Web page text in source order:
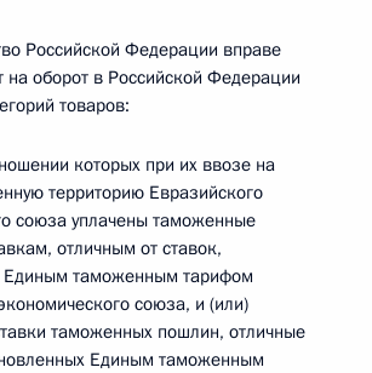
Российской Федерации вправе
на оборот в Российской Федерации
товаров:
которых при их ввозе на
территорию Евразийского
союза уплачены таможенные
отличным от ставок,
Единым таможенным тарифом
союза, и (или)
таможенных пошлин, отличные
Единым таможенным